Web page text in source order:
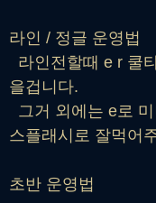
라인 / 정글 운영법
라인전할때 e r 쿨
을겁니다.
그거 외에는 e로
스플래시로 잘먹어
초반 운영법